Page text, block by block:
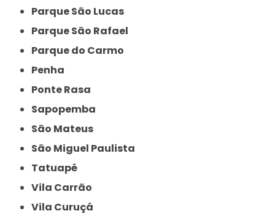
Parque São Lucas
Parque São Rafael
Parque do Carmo
Penha
Ponte Rasa
Sapopemba
São Mateus
São Miguel Paulista
Tatuapé
Vila Carrão
Vila Curuçá